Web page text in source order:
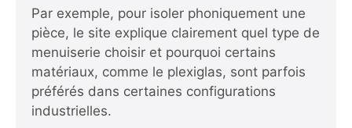
Par exemple, pour isoler phoniquement une
pièce, le site explique clairement quel type de
menuiserie choisir et pourquoi certains
matériaux, comme le plexiglas, sont parfois
préférés dans certaines configurations
industrielles.